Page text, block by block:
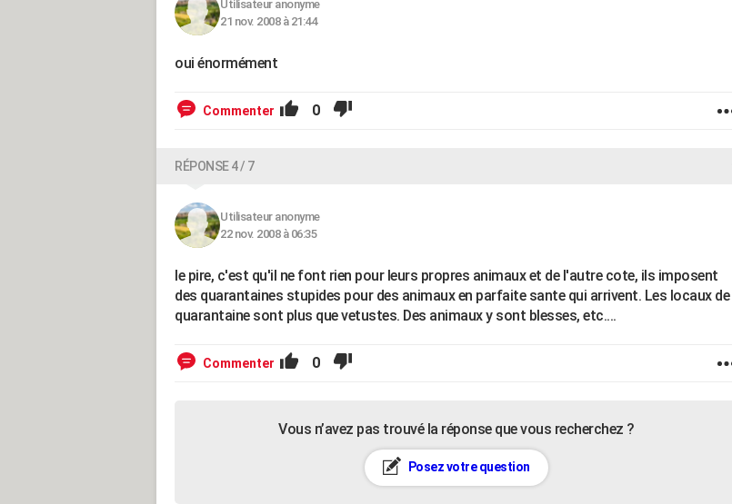
Utilisateur anonyme
21 nov. 2008 à 21:44
oui énormément
Commenter 0
RÉPONSE 4 / 7
Utilisateur anonyme
22 nov. 2008 à 06:35
le pire, c'est qu'il ne font rien pour leurs propres animaux et de l'autre cote, ils imposent
des quarantaines stupides pour des animaux en parfaite sante qui arrivent. Les locaux de
quarantaine sont plus que vetustes. Des animaux y sont blesses, etc....
Commenter 0
Vous n’avez pas trouvé la réponse que vous recherchez ?
Posez votre question